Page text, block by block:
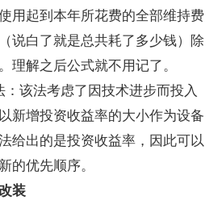
用起到本年所花费的全部维持费
说白了就是总共耗了多少钱）除
理解之后公式就不用记了。
该法考虑了因技术进步而投入
新增投资收益率的大小作为设备
给出的是投资收益率，因此可以
的优先顺序。
装